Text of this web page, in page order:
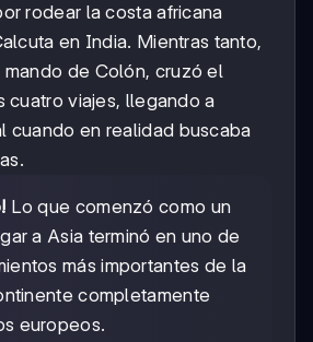
rodear la costa africana
en India. Mientras tanto,
mando de Colón, cruzó el
cuatro viajes, llegando a
cuando en realidad buscaba
Lo que comenzó como un
a Asia terminó en uno de
más importantes de la
completamente
europeos.